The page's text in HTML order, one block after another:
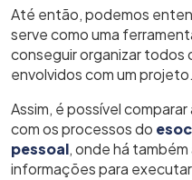
Até então, podemos
serve como uma
conseguir organizar todos
envolvidos com um projeto.
Assim, é possível
com os processos do
pessoal, onde há
informações para